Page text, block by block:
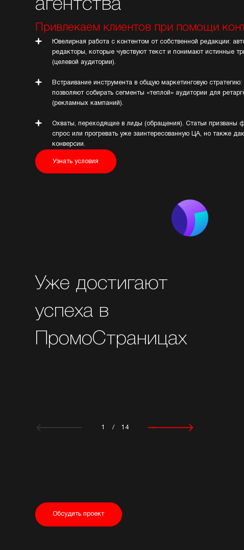
агентства
Привлекаем клиентов при помощи
Ювелирная работа с контентом от собственной редакции:
редакторы, которые чувствуют текст и понимают истинные
(целевой аудитории).
Встраивание инструмента в общую маркетинговую стратегию:
позволяют собирать сегменты «теплой» аудитории для
(рекламных кампаний).
Охваты, переходящие в лиды (обращения). Статьи призваны
спрос или прогревать уже заинтересованную ЦА, но также
конверсии.
Узнать условия
Уже достигают
успеха в
ПромоСтраницах
1 / 14
Обсудить проект